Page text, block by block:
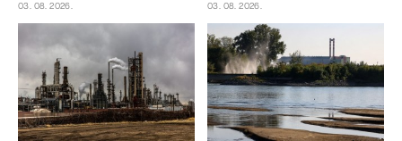
03. 08. 2026. 03. 08. 2026.